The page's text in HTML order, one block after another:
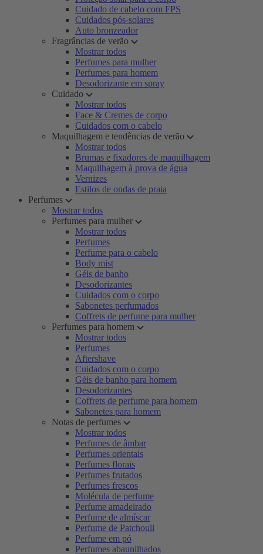
Cuidado de cabelo com FPS
Cuidados pós-solares
Auto bronzeador
Fragrâncias de verão
Mostrar todos
Perfumes para mulher
Perfumes para homem
Desodorizante em spray
Cuidado
Mostrar todos
Face & Cremes de corpo
Cuidados com o cabelo
Maquilhagem e tendências de verão
Mostrar todos
Brumas e fixadores de maquilhagem
Maquilhagem à prova de água
Vernizes
Estilos de ondas de praia
Perfumes
Mostrar todos
Perfumes para mulher
Mostrar todos
Perfumes
Perfume para o cabelo
Body mist
Géis de banho
Desodorizantes
Cuidados com o corpo
Sabonetes perfumados
Coffrets de perfume para mulher
Perfumes para homem
Mostrar todos
Perfumes
Aftershave
Cuidados com o corpo
Géis de banho para homem
Desodorizantes
Coffrets de perfume para homem
Sabonetes para homem
Notas de perfumes
Mostrar todos
Perfumes de âmbar
Perfumes orientais
Perfumes florais
Perfumes frutados
Perfumes frescos
Molécula de perfume
Perfume amadeirado
Perfume de almíscar
Perfume de Patchouli
Perfume em pó
Perfumes abaunilhados